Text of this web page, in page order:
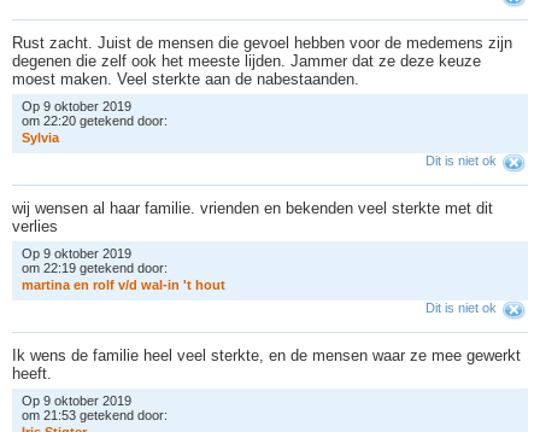
Rust zacht. Juist de mensen die gevoel hebben voor de medemens zijn
degenen die zelf ook het meeste lijden. Jammer dat ze deze keuze
moest maken. Veel sterkte aan de nabestaanden.
Op 9 oktober 2019
om 22:20 getekend door:
Sy via
Dit is niet ok
wij wensen al haar familie. vrienden en bekenden veel sterkte met dit
verlies
Op 9 oktober 2019
om 22:19 getekend door:
martina en ro f v/d wa -in 't hout
Dit is niet ok
Ik wens de familie heel veel sterkte, en de mensen waar ze mee gewerkt
heeft.
Op 9 oktober 2019
om 21:53 getekend door: